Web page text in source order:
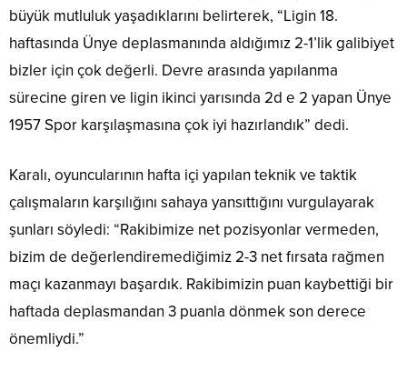
büyük mutluluk yaşadıklarını belirterek, “Ligin 18.
haftasında Ünye deplasmanında aldığımız 2-1’lik galibiyet
bizler için çok değerli. Devre arasında yapılanma
sürecine giren ve ligin ikinci yarısında 2d e 2 yapan Ünye
1957 Spor karşılaşmasına çok iyi hazırlandık” dedi.
Karalı, oyuncularının hafta içi yapılan teknik ve taktik
çalışmaların karşılığını sahaya yansıttığını vurgulayarak
şunları söyledi: “Rakibimize net pozisyonlar vermeden,
bizim de değerlendiremediğimiz 2-3 net fırsata rağmen
maçı kazanmayı başardık. Rakibimizin puan kaybettiği bir
haftada deplasmandan 3 puanla dönmek son derece
önemliydi.”